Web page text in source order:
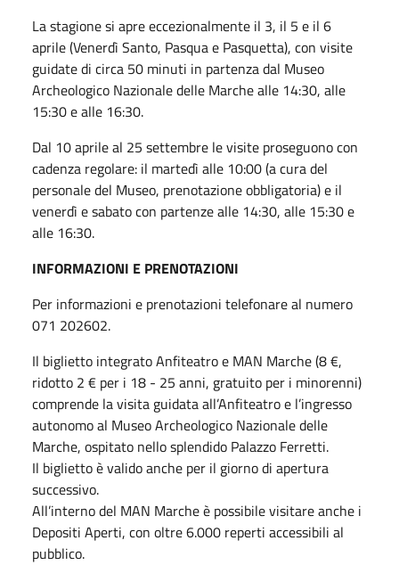
La stagione si apre eccezionalmente il 3, il 5 e il 6
aprile (Venerdì Santo, Pasqua e Pasquetta), con visite
guidate di circa 50 minuti in partenza dal Museo
Archeologico Nazionale delle Marche alle 14:30, alle
15:30 e alle 16:30.
Dal 10 aprile al 25 settembre le visite proseguono con
cadenza regolare: il martedì alle 10:00 (a cura del
personale del Museo, prenotazione obbligatoria) e il
venerdì e sabato con partenze alle 14:30, alle 15:30 e
alle 16:30.
INFORMAZIONI E PRENOTAZIONI
Per informazioni e prenotazioni telefonare al numero
071 202602.
Il biglietto integrato Anfiteatro e MAN Marche (8 €,
ridotto 2 € per i 18 - 25 anni, gratuito per i minorenni)
comprende la visita guidata all’Anfiteatro e l’ingresso
autonomo al Museo Archeologico Nazionale delle
Marche, ospitato nello splendido Palazzo Ferretti.
Il biglietto è valido anche per il giorno di apertura
successivo.
All’interno del MAN Marche è possibile visitare anche i
Depositi Aperti, con oltre 6.000 reperti accessibili al
pubblico.